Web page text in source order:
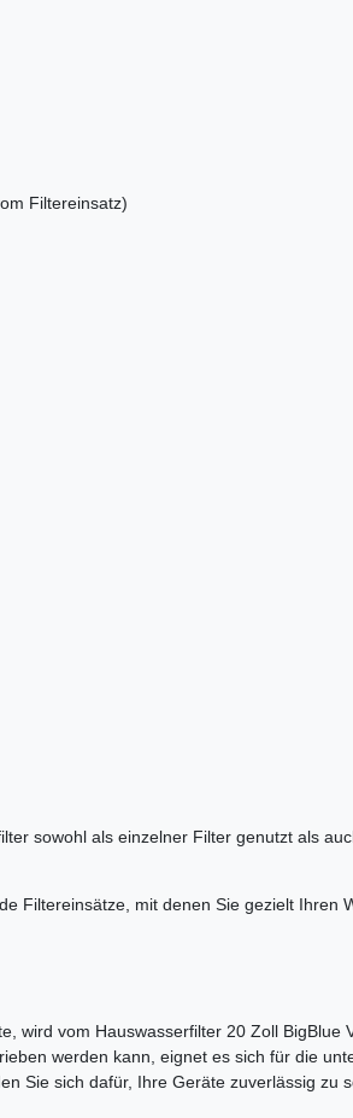
Filtereinsatz)
sowohl als einzelner Filter genutzt als
Filtereinsätze, mit denen Sie gezielt Ihren
wird vom Hauswasserfilter 20 Zoll BigBlue
werden kann, eignet es sich für die
Sie sich dafür, Ihre Geräte zuverlässig zu